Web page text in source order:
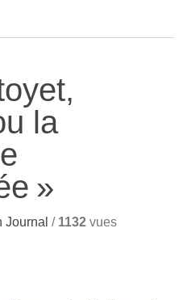
la
»
Journal / 1132 vues